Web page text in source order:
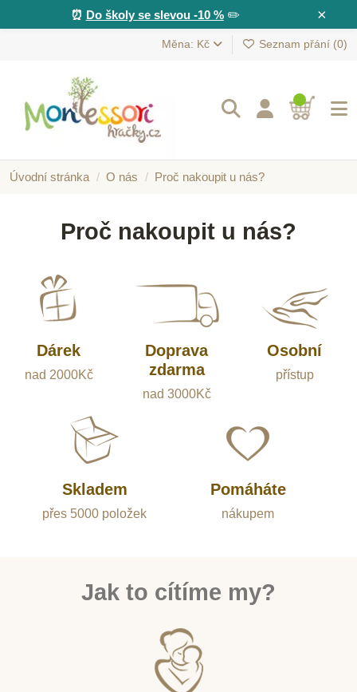
×
⏰ Do školy se slevou -10 %✏️
Měna: Kč Seznam přání (0)
Úvodní stránka O nás Proč nakoupit u nás?
Proč nakoupit u nás?
Dárek
nad 2000Kč
Doprava
zdarma
nad 3000Kč
Osobní
přístup
Skladem
přes 5000 položek
Pomáháte
nákupem
Jak to cítíme my?